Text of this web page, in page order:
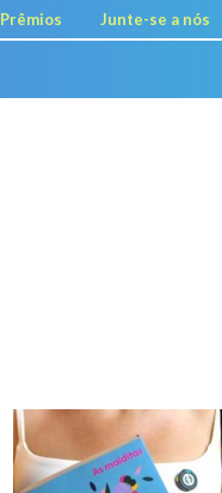
Prêmios Junte-se a nós